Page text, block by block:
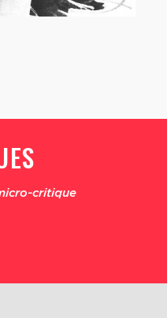
critique